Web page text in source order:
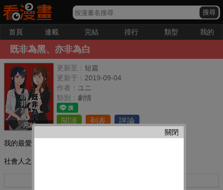
首頁 連載 完結 排行 類型 我的
既非為黑、亦非為白
完結
更新至： 短篇
更新于： 2019-09-04
作者： ユニ
類別： 劇情
閱讀 列表 評論
我的最愛：
社會人之間有苦有甜的百合故事
關閉